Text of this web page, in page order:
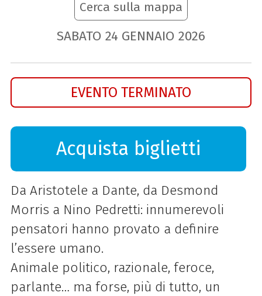
Cerca sulla mappa
SABATO 24 GENNAIO 2026
EVENTO TERMINATO
Acquista biglietti
Da Aristotele a Dante, da Desmond
Morris a Nino Pedretti: innumerevoli
pensatori hanno provato a definire
l’essere umano.
Animale politico, razionale, feroce,
parlante… ma forse, più di tutto, un